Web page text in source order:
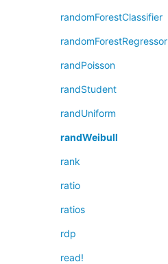
randomForestClassifier
randomForestRegressor
randPoisson
randStudent
randUniform
randWeibull
rank
ratio
ratios
rdp
read!